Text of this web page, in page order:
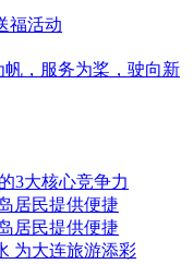
福活动
帆，服务为桨，驶向新
3大核心竞争力
居民提供便捷
居民提供便捷
为大连旅游添彩